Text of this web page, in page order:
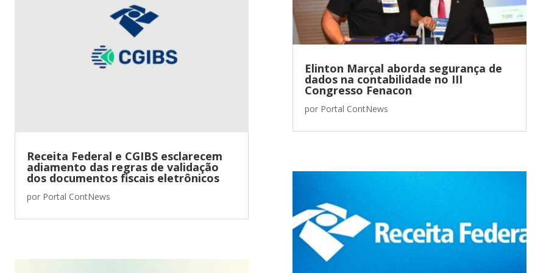
Receita Federal e CGIBS esclarecem
adiamento das regras de validação
dos documentos fiscais eletrônicos
por Portal ContNews
Elinton Marçal aborda segurança de
dados na contabilidade no III
Congresso Fenacon
por Portal ContNews